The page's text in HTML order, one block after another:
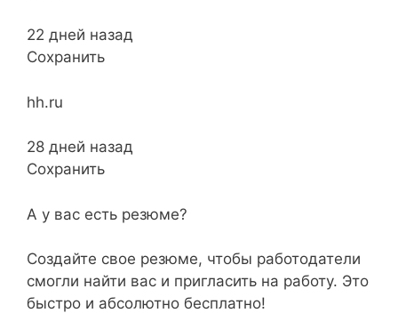
22 дней назад
Сохранить
hh.ru
28 дней назад
Сохранить
А у вас есть резюме?
Создайте свое резюме, чтобы работодатели
смогли найти вас и пригласить на работу. Это
быстро и абсолютно бесплатно!